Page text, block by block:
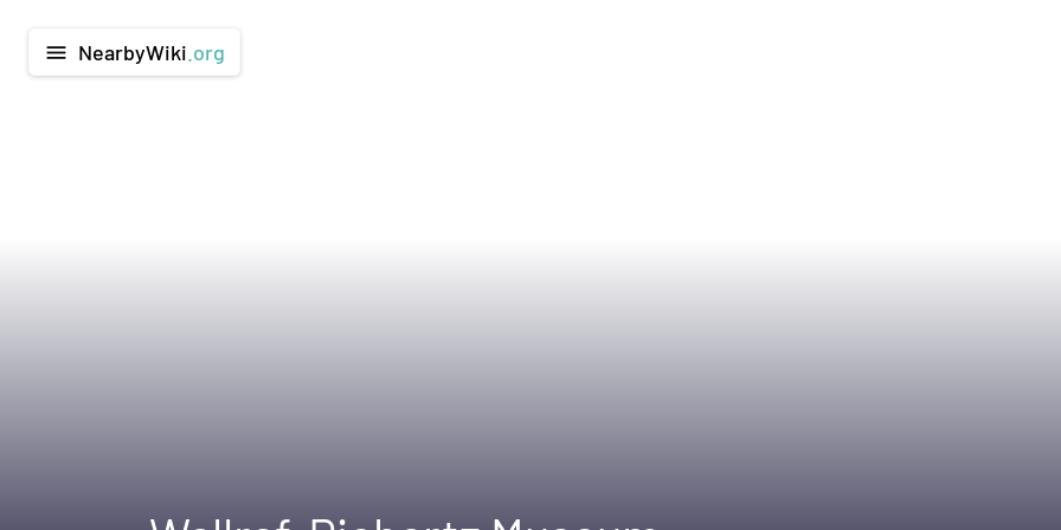
menu NearbyWiki .org